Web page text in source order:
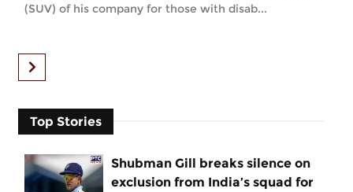
(SUV) of his company for those with disab...
Top Stories
Shubman Gill breaks silence on
exclusion from India’s squad for